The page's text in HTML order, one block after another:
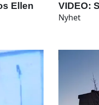
Ellen
VIDEO:
Nyhet